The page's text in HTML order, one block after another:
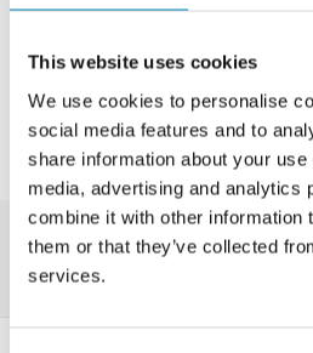
This website uses cookies
We use cookies to personalise
social media features and to
share information about your
media, advertising and analytics
combine it with other information
them or that they’ve collected
services.
LÆS MERE
På fjernlager